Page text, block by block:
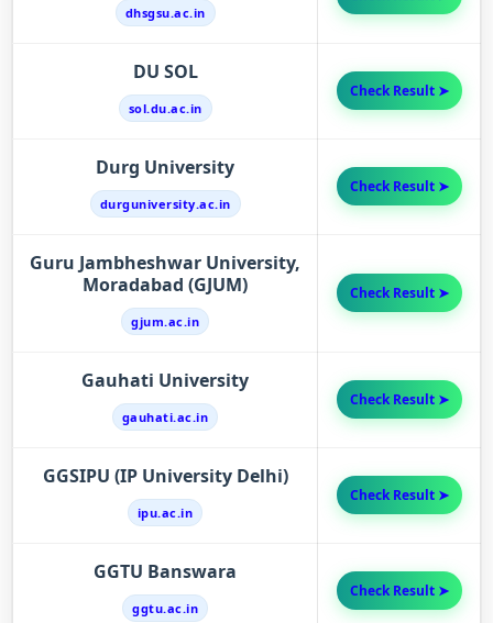
dhsgsu.ac.in
DU SOL
sol.du.ac.in
Check Result ➤
Durg University
durguniversity.ac.in
Check Result ➤
Guru Jambheshwar University,
Moradabad (GJUM)
gjum.ac.in
Check Result ➤
Gauhati University
gauhati.ac.in
Check Result ➤
GGSIPU (IP University Delhi)
ipu.ac.in
Check Result ➤
GGTU Banswara
ggtu.ac.in
Check Result ➤